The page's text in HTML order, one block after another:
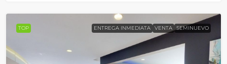
TOP ENTREGA INMEDIATA VENTA SEMINUEVO